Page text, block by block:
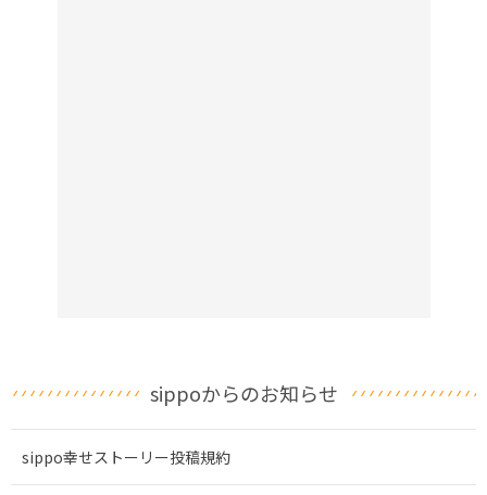
sippoからのお知らせ
sippo幸せストーリー投稿規約